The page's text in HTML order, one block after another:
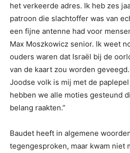
het verkeerde adres. Ik heb zes
patroon die slachtoffer was van
een fijne antenne had voor
Max Moszkowicz senior. Ik weet
ouders waren dat Israël bij de
van de kaart zou worden
Joodse volk is mij met de
hebben we alle moties gesteund
belang raakten.”
Baudet heeft in algemene
tegengesproken, maar kwam niet